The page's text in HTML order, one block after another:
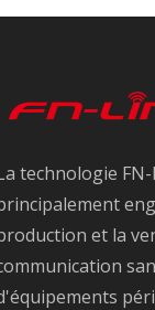
technologie
et la